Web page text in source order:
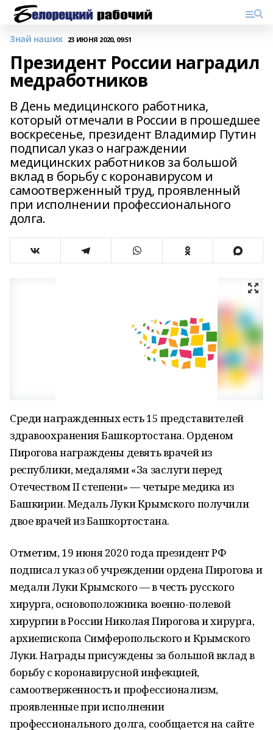
Знай наших 23 ИЮНЯ 2020, 09:51
Президент России наградил
медработников
В День медицинского работника,
который отмечали в России в прошедшее
воскресенье, президент Владимир Путин
подписал указ о награждении
медицинских работников за большой
вклад в борьбу с коронавирусом и
самоотверженный труд, проявленный
при исполнении профессионального
долга.
Среди награжденных есть 15 представителей
здравоохранения Башкортостана. Орденом
Пирогова награждены девять врачей из
республики, медалями «За заслуги перед
Отечеством II степени» — четыре медика из
Башкирии. Медаль Луки Крымского получили
двое врачей из Башкортостана.
Отметим, 19 июня 2020 года президент РФ
подписал указ об учреждении ордена Пирогова и
медали Луки Крымского — в честь русского
хирурга, основоположника военно-полевой
хирургии в России Николая Пирогова и хирурга,
архиепископа Симферопольского и Крымского
Луки. Награды присуждены за большой вклад в
борьбу с коронавирусной инфекцией,
самоотверженность и профессионализм,
проявленные при исполнении
профессионального долга, сообщается на сайте